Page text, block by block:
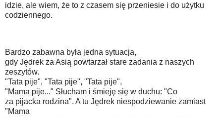
idzie, ale wiem, że to z czasem się przeniesie i do użytku
codziennego.
Bardzo zabawna była jedna sytuacja,
gdy Jędrek za Asią powtarzał stare zadania z naszych
zeszytów.
"Tata pije", "Tata pije", "Tata pije",
"Mama pije..." Słucham i śmieję się w duchu: "Co
za pijacka rodzina". A tu Jędrek niespodziewanie zamiast
"Mama